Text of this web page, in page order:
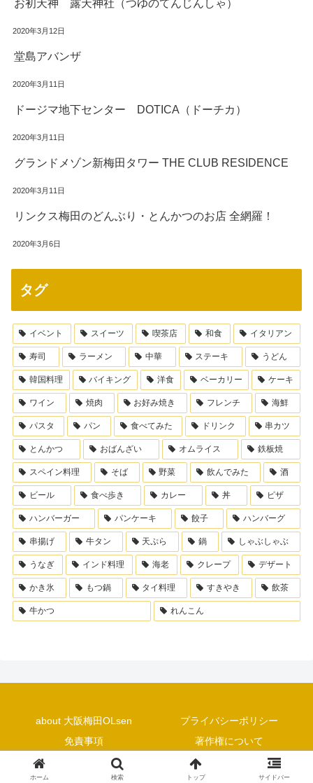
お初天神 露天神社（つゆのてんじんしゃ）
2020年3月12日
堂島アバンザ
2020年3月11日
ドージマ地下センター DOTICA（ドーチカ）
2020年3月11日
グランドメゾン新梅田タワー THE CLUB RESIDENCE
2020年3月11日
リンクス梅田のどんぶり・とんかつのお店 全網羅！
2020年3月6日
タグ
イベント スイーツ 喫茶店 和食 イタリアン
寿司 ラーメン 中華 ステーキ うどん
韓国料理 バイキング 洋食 ベーカリー ケーキ
ワイン 焼肉 お好み焼き フレンチ 海鮮
パスタ パン 食べてみた ドリンク 串カツ
とんかつ おばんざい オムライス 鉄板焼
スペイン料理 そば 野菜 飲んでみた 酒
ビール 食べ歩き カレー 丼 ピザ
ハンバーガー パンケーキ 餃子 ハンバーグ
串揚げ 牛タン 天ぷら 鍋 しゃぶしゃぶ
うなぎ インド料理 海老 クレープ デザート
かき氷 もつ鍋 タイ料理 すきやき 飲茶
牛かつ れんこん
about 大阪梅田OLsen
プライバシーポリシー
免責事項
著作権について
Copyright © 2018 大阪梅田OLsen All Rights Reserved.
ホーム 検索 トップ サイドバー